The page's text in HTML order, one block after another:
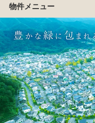
物件メニュー
アクセス／周辺
マップ
まち
の紹
介
物
件
概
要
すまい
づくり
特設サイトは
こちら